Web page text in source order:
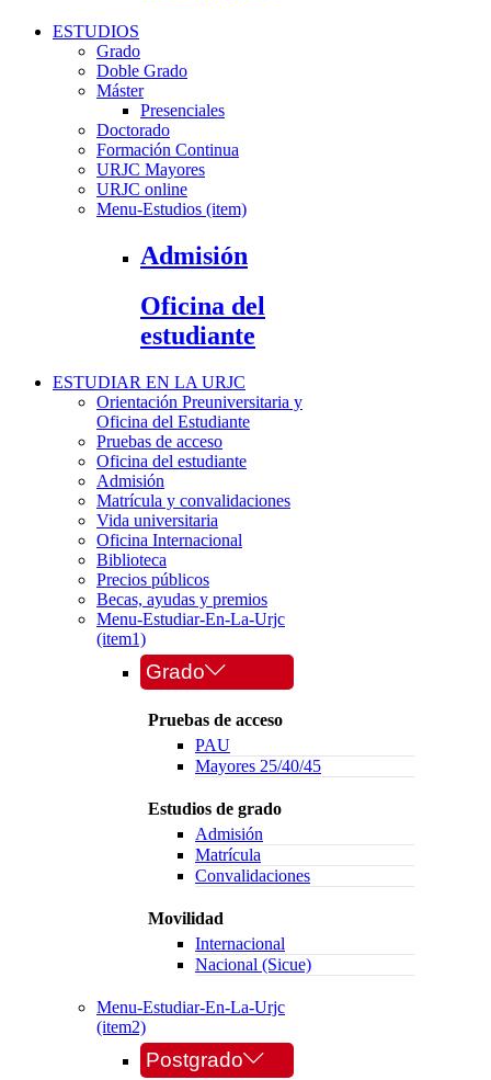
ESTUDIOS
Grado
Doble Grado
Máster
Presenciales
Doctorado
Formación Continua
URJC Mayores
URJC online
Menu-Estudios (item)
Admisión
Oficina del
estudiante
ESTUDIAR EN LA URJC
Orientación Preuniversitaria y
Oficina del Estudiante
Pruebas de acceso
Oficina del estudiante
Admisión
Matrícula y convalidaciones
Vida universitaria
Oficina Internacional
Biblioteca
Precios públicos
Becas, ayudas y premios
Menu-Estudiar-En-La-Urjc
(item1)
Grado
Pruebas de acceso
PAU
Mayores 25/40/45
Estudios de grado
Admisión
Matrícula
Convalidaciones
Movilidad
Internacional
Nacional (Sicue)
Menu-Estudiar-En-La-Urjc
(item2)
Postgrado